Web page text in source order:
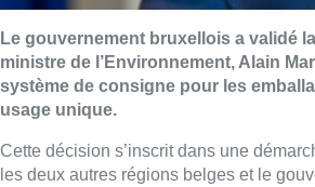
Le gouvernement bruxellois a validé
ministre de l’Environnement, Alain
système de consigne pour les
usage unique.
Cette décision s’inscrit dans une
les deux autres régions belges et le